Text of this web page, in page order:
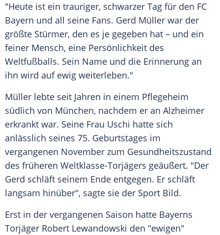
"Heute ist ein trauriger, schwarzer Tag für den FC
Bayern und all seine Fans. Gerd Müller war der
größte Stürmer, den es je gegeben hat – und ein
feiner Mensch, eine Persönlichkeit des
Weltfußballs. Sein Name und die Erinnerung an
ihn wird auf ewig weiterleben."
Müller lebte seit Jahren in einem Pflegeheim
südlich von München, nachdem er an Alzheimer
erkrankt war. Seine Frau Uschi hatte sich
anlässlich seines 75. Geburtstages im
vergangenen November zum Gesundheitszustand
des früheren Weltklasse-Torjägers geäußert. "Der
Gerd schläft seinem Ende entgegen. Er schläft
langsam hinüber", sagte sie der Sport Bild.
Erst in der vergangenen Saison hatte Bayerns
Torjäger Robert Lewandowski den "ewigen"